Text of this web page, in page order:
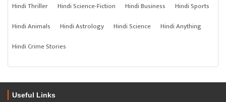
Hindi Thriller
Hindi Science-Fiction Hindi Business
Hindi Sports
Hindi Animals
Hindi Astrology Hindi Science
Hindi Anything
Hindi Crime Stories
Useful Links